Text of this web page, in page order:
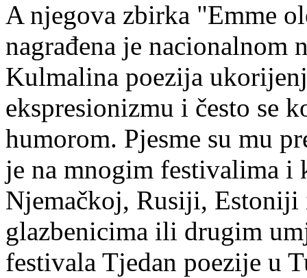
A njegova zbirka "Emme
nagrađena je nacionalnom
Kulmalina poezija
ekspresionizmu i često se
humorom. Pjesme su mu
je na mnogim festivalima i
Njemačkoj, Rusiji, Estoniji
glazbenicima ili drugim
festivala Tjedan poezije u